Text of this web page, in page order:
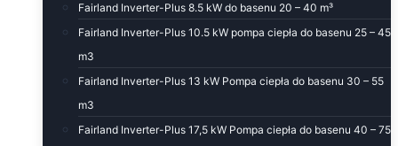
Fairland Inverter-Plus 8.5 kW do basenu 20 – 40 m³
Fairland Inverter-Plus 10.5 kW pompa ciepła do basenu 25 – 45
m3
Fairland Inverter-Plus 13 kW Pompa ciepła do basenu 30 – 55
m3
Fairland Inverter-Plus 17,5 kW Pompa ciepła do basenu 40 – 75